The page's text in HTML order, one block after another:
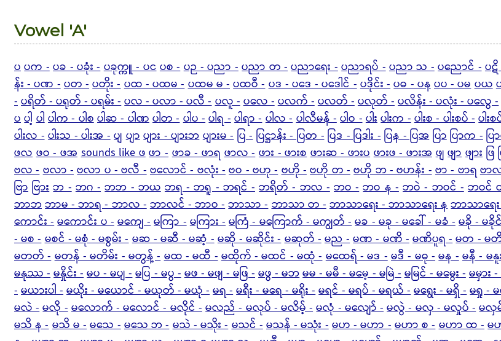
Vowel 'A'
ပပက -ပခ - ပခုံး -ပခုက္ကူ - ပငပစ -ပဉ - ပညာ -ပညာ တ -ပညာရေး -ပညာရပ် -ပညာ သ -ပညောင် -ပ
န်း - ပဏ -ပတ -ပတိုး -ပထ - ပထမ -ပထမ မ -ပထဝီ -ပဒ - ပဒေ - ပဒေါင် -ပဒိုင်း -ပဓ - ပနပပ - ပမပယ
-ပရိတ် - ပရုတ် - ပရမ်း -ပလ - ပလာ - ပလီ -ပလူ -ပလေ -ပလက် -ပလတ် -ပလုတ် -ပလိန်း - ပလုံး - ပလွေ -
ပပါ့ ပါပါက - ပါစပါဆ - ပါဏပါတ -ပါပ -ပါရ -ပါရာ -ပါလ -ပါလီမန် -ပါဝ -ပါးပါးက -ပါးစ - ပါးစပ် -ပါး
ပါးလ -ပါးသ - ပါးအ -ပျပျာပျား - ပျားဘပျားမ - ပြ -ပြဋ္ဌာန်း - ပြတ -ပြဒ - ပြဒါး -ပြန - ပြအ ပြာပြာက -ပ
ဖလ ဖဝ - ဖအ sounds like ဖ ဖာ - ဖာခ - ဖာရ ဖာလ - ဖား - ဖားစ ဖားဆ - ဖားပ ဖားဖ - ဖားအ ဖျ ဖျာ ဖျား ဖြ
ဗလ -ဗလာ -ဗလာ ပ - ဗလီ -ဗလောင် - ဗလုံး -ဗဝ - ဗဟု -ဗဟို -ဗဟို တ -ဗဟို ဘ - ဗဟန်း -ဗာ - ဗာရ ဗာ
ဗြာ ဗြား ဘ - ဘဂ - ဘဘ - ဘယ ဘရ - ဘရူ - ဘရင် - ဘရိတ် - ဘလ - ဘဝ - ဘဝ န - ဘဝဲ - ဘဝင် - ဘဝင်
ဘာဘဘာမ - ဘာရ - ဘာလ -ဘာလင် - ဘာဝ -ဘာသာ -ဘာသာ တ -ဘာသာရေး - ဘာသာရေး နဘာသာရေ
ကောင်း -မကောင်း ပ -မကျေ -မကြာ -မကြား -မကြံ - မကြောက် - မကျွတ် -မခ - မခု - မခေါ် - မခံ -မခို - မခို
- မစ -မစင် - မစုံ - မစွမ်း -မဆ - မဆီ - မဆံ့ -မဆို - မဆိုင်း -မဆုတ် -မည -မဏ - မဏိ -မဏိပူရ -မတ - မ
မတတ် -မတန် - မတိမ်း - မတွန့် -မထ - မထီ -မထိုက် - မထင် - မထုံ -မထေရ် - မဒ -မဒီ - မဓု -မန -မနီ - မနူ
မနုဿ -မနှိုင်း -မပ - မပျ -မပြ - မပွ -မဖ - မဖျ - မဖြ -မဖွ - မဘမမ - မမီ - မမေ့ - မမြဲ -မမြင် - မမွေး -မမှား
-မယားပါ -မယိုး - မယောင် - မယုတ် - မယုံ -မရ -မရီး - မရေ - မရိုး -မရင် - မရပ် - မရယ် -မရွေး - မရှိ -မရှု -
မလဲ -မလို -မလောက် - မလောင် - မလိုင် -မလည် - မလုပ် - မလိမ့် -မလုံ - မလျော် -မလွဲ - မလှ - မလှုပ် -မလှ
မသိ န -မသိ မ -မသေ -မသေ ဘ -မသဲ - မသိုး -မသင် -မသန် - မသုံး -မဟ - မဟာ -မဟာ စ -မဟာ ထ -မ